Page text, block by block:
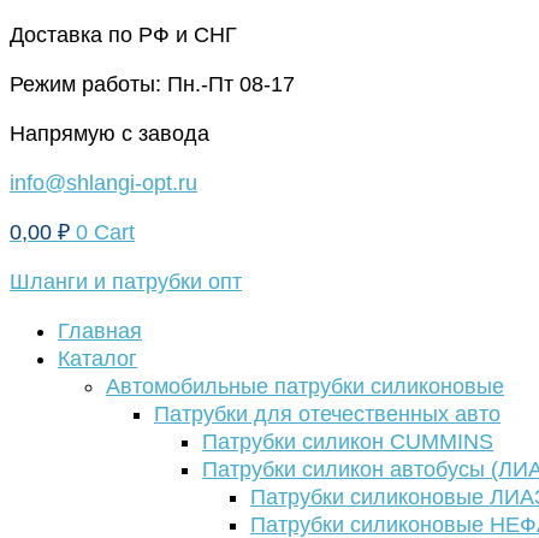
Перейти
содержимому
Доставка по РФ и СНГ
Режим работы: Пн.-Пт 08-17
Напрямую с завода
info@shlangi-opt.ru
0,00 ₽ 0 Cart
Шланги и патрубки опт
Главная
Каталог
Автомобильные патрубки силиконовые
Патрубки для отечественных авто
Патрубки силикон CUMMINS
Патрубки силикон автобусы
Патрубки силиконовые
Патрубки силиконовые